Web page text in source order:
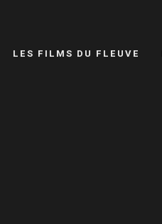
LES FILMS DU FLEUVE